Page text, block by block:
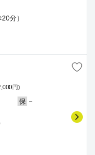
分）
円)
保 －